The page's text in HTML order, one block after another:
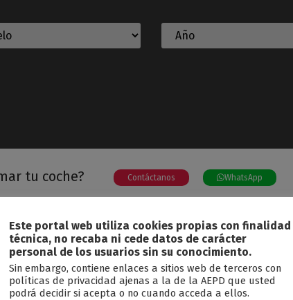
tu coche? Contáctanos WhatsApp
Blog
Este portal web utiliza cookies propias con finalidad
técnica, no recaba ni cede datos de carácter
personal de los usuarios sin su conocimiento.
Sin embargo, contiene enlaces a sitios web de terceros con
políticas de privacidad ajenas a la de la AEPD que usted
podrá decidir si acepta o no cuando acceda a ellos.